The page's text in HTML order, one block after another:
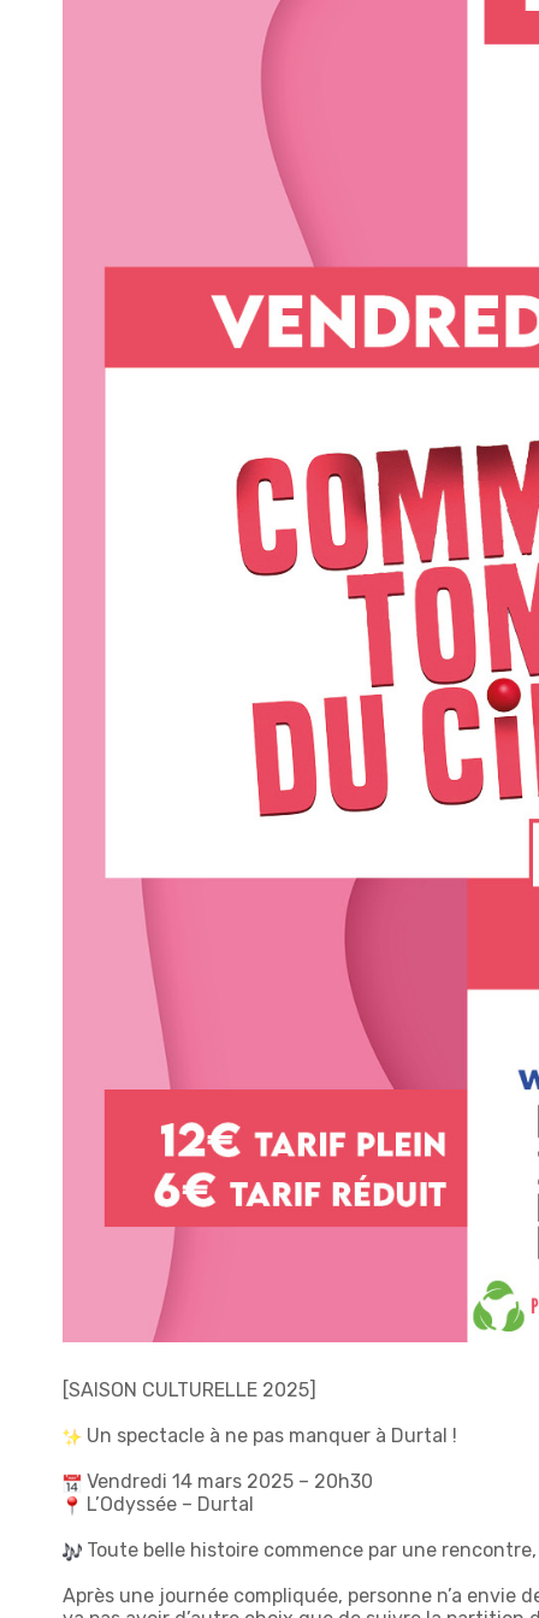
[SAISON CULTURELLE 2025]
Un spectacle à ne pas manquer à Durtal !
Vendredi 14 mars 2025 – 20h30
L’Odyssée – Durtal
Toute belle histoire commence par une
Après une journée compliquée, personne n’a